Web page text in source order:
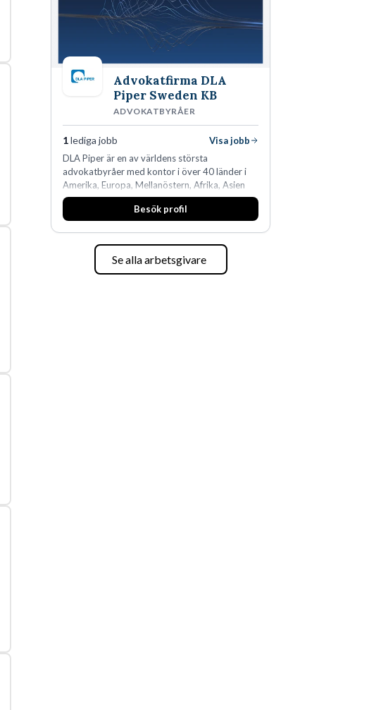
Advokatfirma DLA
Piper Sweden KB
ADVOKATBYRÅER
1lediga jobb
Visa jobb
DLA Piper är en av världens största
advokatbyråer med kontor i över 40 länder i
Amerika, Europa, Mellanöstern, Afrika, Asien
och Oceanien. Vi är specialister inom
affärsjuridikens alla områden och vi har några
Köpenhamn, Århus, Oslo och Helsingfors kan vi
på DLA Piper erbjuda våra klienter en unik,
Besök profil
Se alla arbetsgivare